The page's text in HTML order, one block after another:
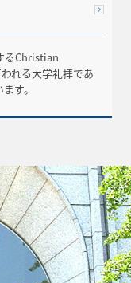
るChristian
れる大学礼拝であ
す。